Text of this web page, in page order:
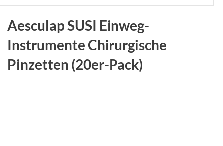
Aesculap SUSI Einweg-
Instrumente Chirurgische
Pinzetten (20er-Pack)